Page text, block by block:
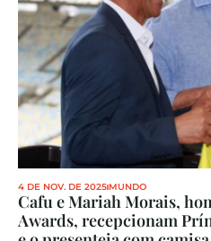
4 DE NOV. DE 2025 MUNDO
Cafu e Mariah Morais,
Awards, recepcionam